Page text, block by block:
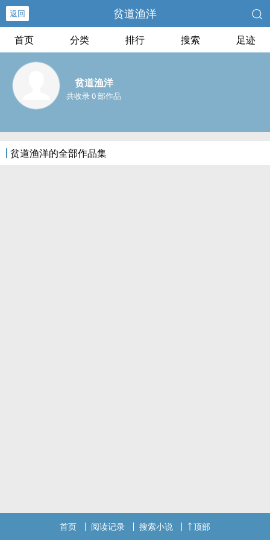
返回 贫道渔洋
首页 分类 排行 搜索 足迹
贫道渔洋
共收录 0 部作品
贫道渔洋的全部作品集
首页 阅读记录 搜索小说 顶部